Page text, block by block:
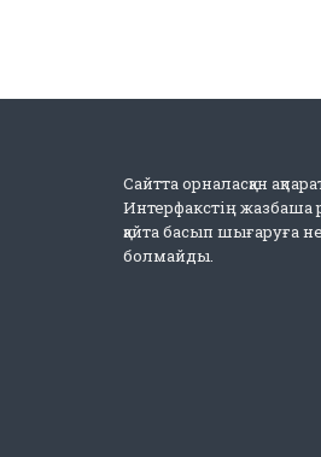
Сайтта орналасқан
Интерфакстің жазбаша
қайта басып шығаруға
болмайды.